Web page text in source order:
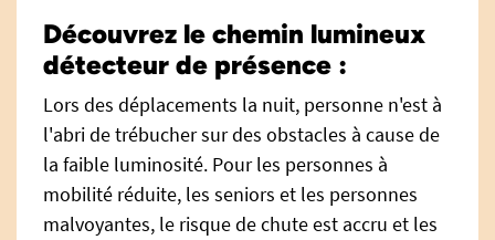
Découvrez le chemin lumineux
détecteur de présence :
Lors des déplacements la nuit, personne n'est à
l'abri de trébucher sur des obstacles à cause de
la faible luminosité. Pour les personnes à
mobilité réduite, les seniors et les personnes
malvoyantes, le risque de chute est accru et les